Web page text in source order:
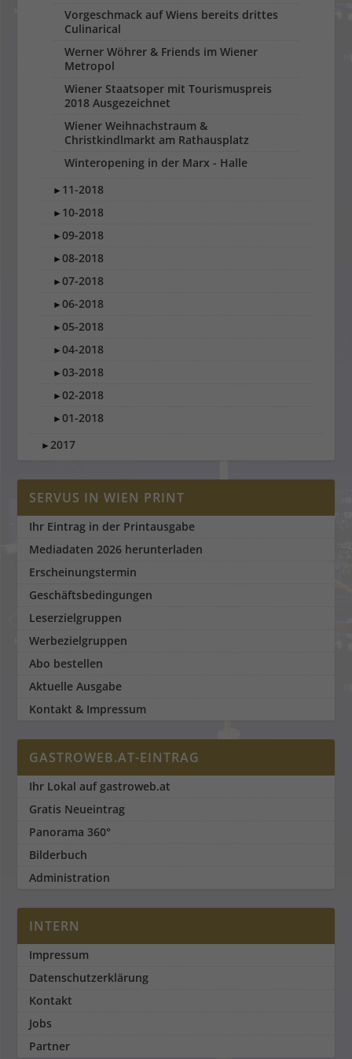
Vorgeschmack auf Wiens bereits drittes
Culinarical
Werner Wöhrer & Friends im Wiener
Metropol
Wiener Staatsoper mit Tourismuspreis
2018 Ausgezeichnet
Wiener Weihnachstraum &
Christkindlmarkt am Rathausplatz
Winteropening in der Marx - Halle
► 11-2018
► 10-2018
►09-2018
►08-2018
►07-2018
►06-2018
►05-2018
►04-2018
►03-2018
►02-2018
►01-2018
►2017
SERVUS IN WIEN PRINT
Ihr Eintrag in der Printausgabe
Mediadaten 2026 herunterladen
Erscheinungstermin
Geschäftsbedingungen
Leserzielgruppen
Werbezielgruppen
Abo bestellen
Aktuelle Ausgabe
Kontakt & Impressum
GASTROWEB.AT-EINTRAG
Ihr Lokal auf gastroweb.at
Gratis Neueintrag
Panorama 360°
Bilderbuch
Administration
INTERN
Impressum
Datenschutzerklärung
Kontakt
Jobs
Partner